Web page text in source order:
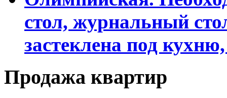
стол, журнальный
застеклена под
Продажа квартир